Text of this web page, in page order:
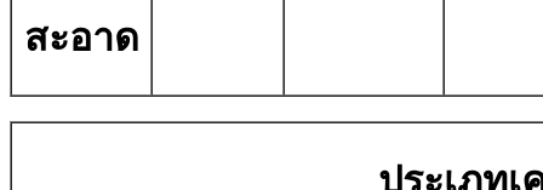
สะอาด
ประเภท